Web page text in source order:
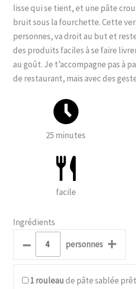
lisse qui se tient, et une pâte
bruit sous la fourchette. Cette
personnes, va droit au but et
des produits faciles à se faire
au goût. Je t’accompagne pas à
de restaurant, mais avec des
25 minutes
facile
Ingrédients
– personnes +
1rouleaude pâte sablée